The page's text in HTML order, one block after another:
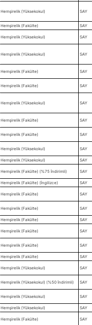
Hemşirelik (Yüksekokul) SAY
Hemşirelik (Fakülte) SAY
Hemşirelik (Yüksekokul) SAY
Hemşirelik (Yüksekokul) SAY
Hemşirelik (Fakülte) SAY
Hemşirelik (Fakülte) SAY
Hemşirelik (Yüksekokul) SAY
Hemşirelik (Fakülte) SAY
Hemşirelik (Fakülte) SAY
Hemşirelik (Yüksekokul) SAY
Hemşirelik (Yüksekokul) SAY
Hemşirelik (Fakülte) (%75 İndirimli) SAY
Hemşirelik (Fakülte) (İngilizce) SAY
Hemşirelik (Fakülte) SAY
Hemşirelik (Fakülte) SAY
Hemşirelik (Fakülte) SAY
Hemşirelik (Fakülte) SAY
Hemşirelik (Fakülte) SAY
Hemşirelik (Fakülte) SAY
Hemşirelik (Yüksekokul) SAY
Hemşirelik (Yüksekokul) (%50 İndirimli) SAY
Hemşirelik (Yüksekokul) SAY
Hemşirelik (Yüksekokul) SAY
Hemşirelik (Fakülte) SAY